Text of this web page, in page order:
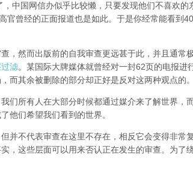
中国网信办似乎比较懒，只要发现他们不喜欢的
官曾经的正面报道也是如此。于是你经常能看到
，然而出版前的自我审查更远甚于此，并且通常
滤。某国际大牌媒体就曾经对一封62页的电报进
而其余被删除的部分却正好是反对这两种观点的。
们所有人在大部分时候都通过媒介来了解世界，
他们希望我们看到的世界。
并不代表审查在这里不存在，相反它会变得非常
，这些层面可以用来否认正在发生的审查。为了